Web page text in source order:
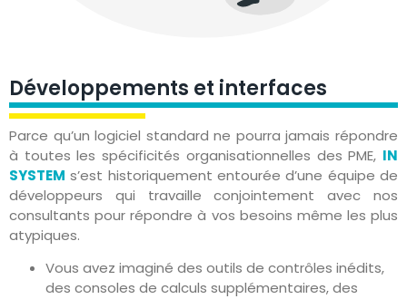
Développements et interfaces
Parce qu’un logiciel standard ne pourra jamais répondre
à toutes les spécificités organisationnelles des PME, IN
SYSTEM s’est historiquement entourée d’une équipe de
développeurs qui travaille conjointement avec nos
consultants pour répondre à vos besoins même les plus
atypiques.
Vous avez imaginé des outils de contrôles inédits,
des consoles de calculs supplémentaires, des